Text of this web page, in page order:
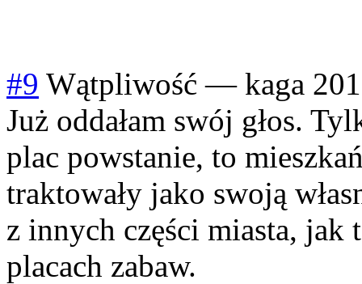
#9 Wątpliwość — kaga
Już oddałam swój głos.
plac powstanie, to
traktowały jako swoją
z innych części miasta, jak
placach zabaw.